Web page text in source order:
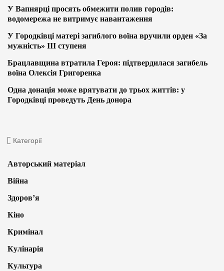
У Вапнярці просять обмежити полив городів:
водомережа не витримує навантаження
У Городківці матері загиблого воїна вручили орден «За
мужність» ІІІ ступеня
Брацлавщина втратила Героя: підтвердилася загибель
воїна Олексія Григоренка
Одна донація може врятувати до трьох життів: у
Городківці проведуть День донора
Категорії
Авторський матеріал
Війна
Здоров’я
Кіно
Кримінал
Кулінарія
Культура